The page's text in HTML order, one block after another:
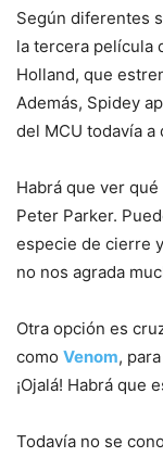
Según diferentes
la tercera película
Holland, que
Además, Spidey
del MCU todavía a
Habrá que ver
Peter Parker.
especie de cierre
no nos agrada
Otra opción es
como Venom,
¡Ojalá! Habrá que
Todavía no se